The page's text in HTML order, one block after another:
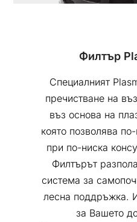
Филтър
Специалният
пречистване на
въз основа на
която позволява
при по-ниска
Филтърът
система за
лесна поддръжка.
за Вашето